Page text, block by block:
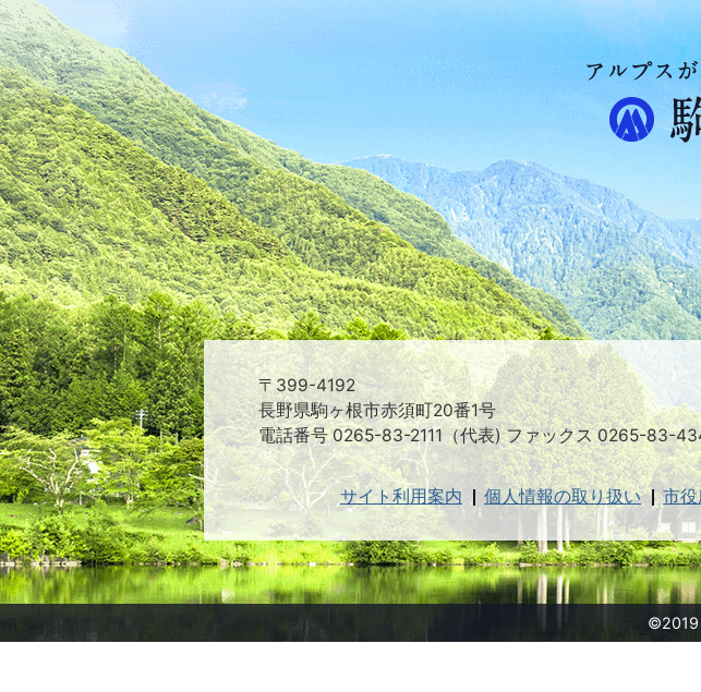
ア
ル
た
つ
映
え
る
ま
ち
駒
ヶ
根
市
〒399-4192
長野県駒ヶ根市赤須町20番1号
電話番号 0265-83-2111（代表) ファックス 0265-83-
サイト利用案内 個人情報の取り扱い 市
©2019